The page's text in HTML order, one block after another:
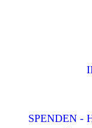
SPENDEN -